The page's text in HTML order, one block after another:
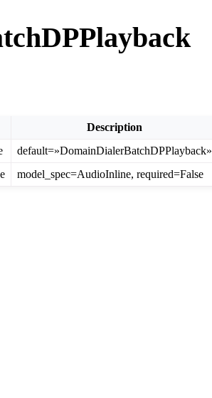
Description
default=»DomainDialerBatchDPPlayback»
model_spec=AudioInline, required=False